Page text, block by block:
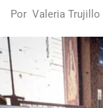
Por Valeria Trujillo